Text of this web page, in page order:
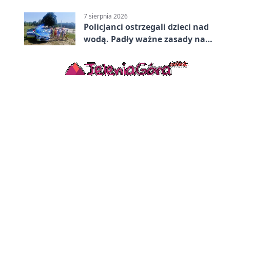
7 sierpnia 2026
Policjanci ostrzegali dzieci nad
wodą. Padły ważne zasady na